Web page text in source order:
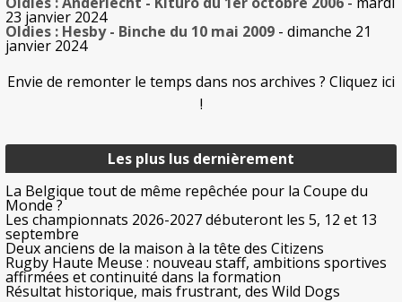
Les plus lus dernièrement
La Belgique tout de même repêchée pour la Coupe du
Monde ?
Les championnats 2026-2027 débuteront les 5, 12 et 13
septembre
Deux anciens de la maison à la tête des Citizens
Rugby Haute Meuse : nouveau staff, ambitions sportives
affirmées et continuité dans la formation
Résultat historique, mais frustrant, des Wild Dogs
23 janvier 2024
Oldies : Hesby - Binche du 10 mai 2009 - dimanche 21
janvier 2024
Envie de remonter le temps dans nos archives ? Cliquez ici
!